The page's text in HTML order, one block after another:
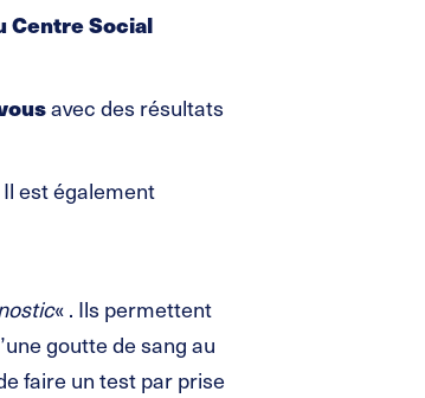
Centre Social
avec des résultats
est également
« . Ils permettent
goutte de sang au
faire un test par prise